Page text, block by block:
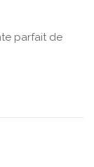
parfait de